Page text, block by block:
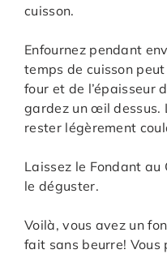
cuisson.
Enfournez pendant
temps de cuisson
four et de l’épaisseur
gardez un œil dessus.
rester légèrement
Laissez le Fondant
le déguster.
Voilà, vous avez un
fait sans beurre! Vous